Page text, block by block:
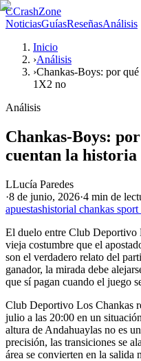
CCrashZone
NoticiasGuíasReseñasAnálisis
Inicio
›Análisis
›Chankas-Boys: por
1X2 no
Análisis
Chankas-Boys:
cuentan la historia
LLucía Paredes
·8 de junio, 2026·4 min de
apuestashistorial chankas sport
El duelo entre Club Deportivo
vieja costumbre que el
son el verdadero relato del
ganador, la mirada debe
que sí pagan cuando el juego
Club Deportivo Los Chankas
julio a las 20:00 en un
altura de Andahuaylas no es
precisión, las transiciones se
área se convierten en la salida